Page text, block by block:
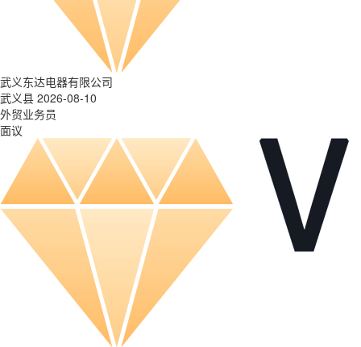
武义东达电器有限公司
武义县 2026-08-10
外贸业务员
面议